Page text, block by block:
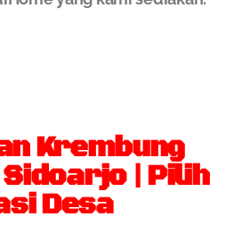
Krembung
| Pilih
Desa